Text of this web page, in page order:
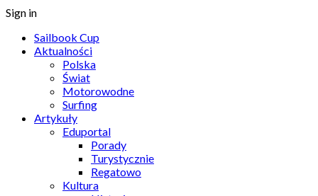
Sign in
Sailbook Cup
Aktualności
Polska
Świat
Motorowodne
Surfing
Artykuły
Eduportal
Porady
Turystycznie
Regatowo
Kultura